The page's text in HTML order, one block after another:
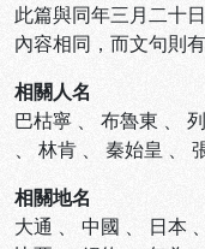
此篇與同年三月二十
內容相同，而文句則
相關人名
巴枯寧 、 布魯東 、
、 林肯 、 秦始皇 、
相關地名
大通 、 中國 、 日本 、